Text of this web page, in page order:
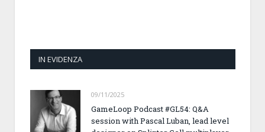
IN EVIDENZA
09/11/2025
GameLoop Podcast #GL54: Q&A
session with Pascal Luban, lead level